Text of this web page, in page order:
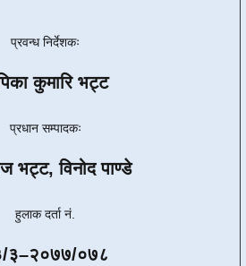
प्रवन्ध निर्देशकः
कुमारि भट्ट
प्रधान सम्पादकः
भट्ट, विनोद पाण्डे
हुलाक दर्ता नं.
३–२०७७/०७८